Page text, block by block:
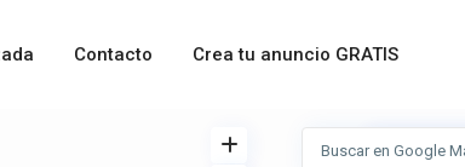
Contacto Crea tu anuncio GRATIS
Ver